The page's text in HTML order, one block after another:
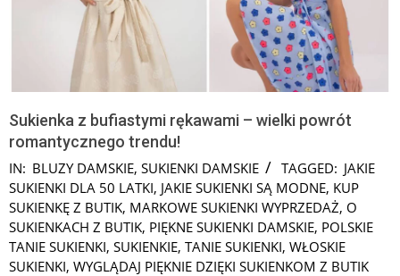
Sukienka z bufiastymi rękawami – wielki powrót
romantycznego trendu!
IN: BLUZY DAMSKIE, SUKIENKI DAMSKIE TAGGED: JAKIE
SUKIENKI DLA 50 LATKI, JAKIE SUKIENKI SĄ MODNE, KUP
SUKIENKĘ Z BUTIK, MARKOWE SUKIENKI WYPRZEDAŻ, O
SUKIENKACH Z BUTIK, PIĘKNE SUKIENKI DAMSKIE, POLSKIE
TANIE SUKIENKI, SUKIENKIE, TANIE SUKIENKI, WŁOSKIE
SUKIENKI, WYGLĄDAJ PIĘKNIE DZIĘKI SUKIENKOM Z BUTIK